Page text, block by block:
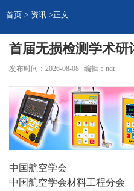
首页 > 资讯 >正文
首届无损检测学术研
发布时间：2026-08-08 编辑：ndt
中国航空学会
中国航空学会材料工程分会